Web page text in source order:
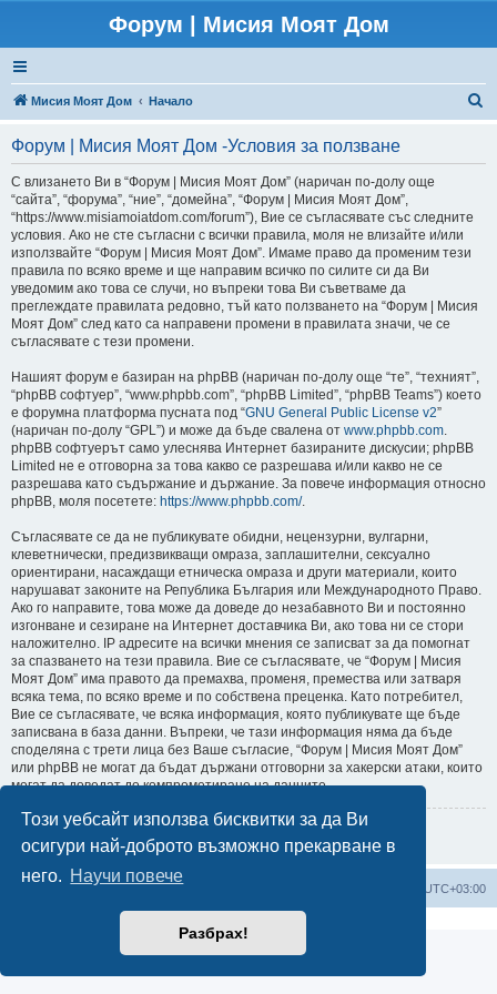
Този уебсайт използва бисквитки за да Ви
осигури най-доброто възможно прекарване в
него. Научи повече
Разбрах!
Форум | Мисия Моят Дом
Мисия Моят Дом Начало
Форум | Мисия Моят Дом -Условия за ползване
С влизането Ви в “Форум | Мисия Моят Дом” (наричан по-долу още
“сайта”, “форума”, “ние”, “домейна”, “Форум | Мисия Моят Дом”,
“https://www.misiamoiatdom.com/forum”), Вие се съгласявате със следните
условия. Ако не сте съгласни с всички правила, моля не влизайте и/или
използвайте “Форум | Мисия Моят Дом”. Имаме право да променим тези
правила по всяко време и ще направим всичко по силите си да Ви
уведомим ако това се случи, но въпреки това Ви съветваме да
преглеждате правилата редовно, тъй като ползването на “Форум | Мисия
Моят Дом” след като са направени промени в правилата значи, че се
съгласявате с тези промени.
Нашият форум е базиран на phpBB (наричан по-долу още “те”, “техният”,
“phpBB софтуер”, “www.phpbb.com”, “phpBB Limited”, “phpBB Teams”) което
е форумна платформа пусната под “GNU General Public License v2”
(наричан по-долу “GPL”) и може да бъде свалена от www.phpbb.com.
phpBB софтуерът само улеснява Интернет базираните дискусии; phpBB
Limited не е отговорна за това какво се разрешава и/или какво не се
разрешава като съдържание и държание. За повече информация относно
phpBB, моля посетете: https://www.phpbb.com/.
Съгласявате се да не публикувате обидни, нецензурни, вулгарни,
клеветнически, предизвикващи омраза, заплашителни, сексуално
ориентирани, насаждащи етническа омраза и други материали, които
нарушават законите на Република България или Международното Право.
Ако го направите, това може да доведе до незабавното Ви и постоянно
изгонване и сезиране на Интернет доставчика Ви, ако това ни се стори
наложително. IP адресите на всички мнения се записват за да помогнат
за спазването на тези правила. Вие се съгласявате, че “Форум | Мисия
Моят Дом” има правото да премахва, променя, премества или затваря
всяка тема, по всяко време и по собствена преценка. Като потребител,
Вие се съгласявате, че всяка информация, която публикувате ще бъде
записвана в база данни. Въпреки, че тази информация няма да бъде
споделяна с трети лица без Ваше съгласие, “Форум | Мисия Моят Дом”
или phpBB не могат да бъдат държани отговорни за хакерски атаки, които
могат да доведат до компрометиране на данните.
Върни се на предишната страница
Мисия Моят Дом Начало UTC+03:00